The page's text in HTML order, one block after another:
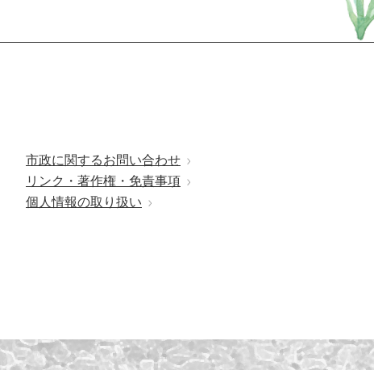
市政に関するお問い合わせ
リンク・著作権・免責事項
個人情報の取り扱い